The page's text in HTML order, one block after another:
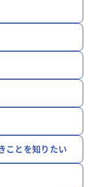
ことを知りたい